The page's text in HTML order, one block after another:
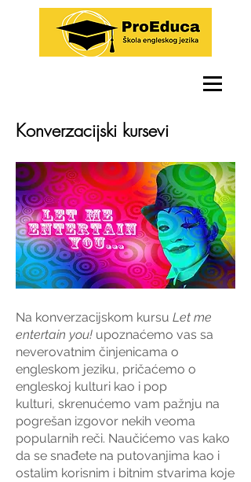
Konverzacijski kursevi
Na konverzacijskom kursu Let me
entertain you! upoznaćemo vas sa
neverovatnim činjenicama o
engleskom jeziku, pričaćemo o
engleskoj kulturi kao i pop
kulturi, skrenućemo vam pažnju na
pogrešan izgovor nekih veoma
popularnih reči. Naučićemo vas kako
da se snađete na putovanjima kao i
ostalim korisnim i bitnim stvarima koje